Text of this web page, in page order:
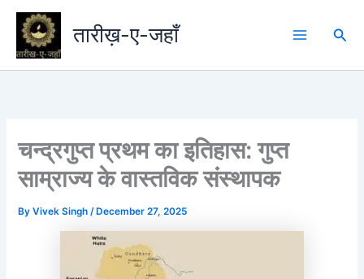
Skip
content
तारीख़-ए-जहाँ
चन्द्रगुप्त प्रथम का इतिहास: गुप्त
साम्राज्य के वास्तविक संस्थापक
ByVivek Singh/ December 27, 2025